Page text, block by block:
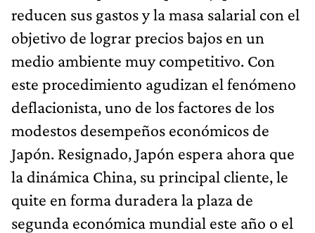
reducen sus gastos y la masa salarial con el
objetivo de lograr precios bajos en un
medio ambiente muy competitivo. Con
este procedimiento agudizan el fenómeno
deflacionista, uno de los factores de los
modestos desempeños económicos de
Japón. Resignado, Japón espera ahora que
la dinámica China, su principal cliente, le
quite en forma duradera la plaza de
segunda económica mundial este año o el